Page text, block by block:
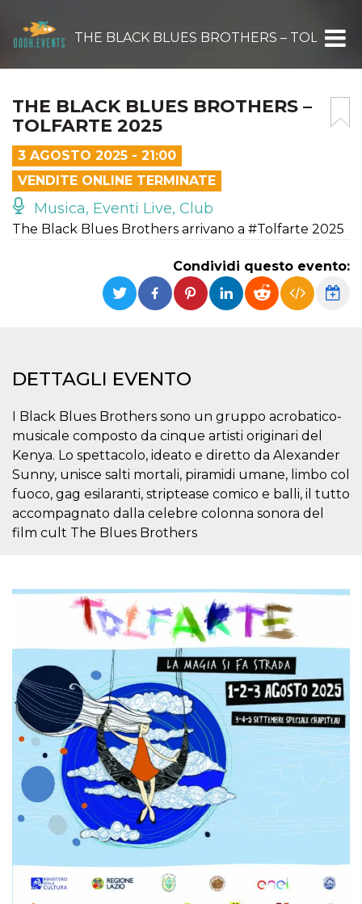
THE BLACK BLUES BROTHERS –
THE BLACK BLUES BROTHERS –
TOLFARTE 2025
3 AGOSTO 2025 - 21:00
VENDITE ONLINE TERMINATE
Musica, Eventi Live, Club
The Black Blues Brothers arrivano a #Tolfarte 2025
Condividi questo evento:
DETTAGLI EVENTO
I Black Blues Brothers sono un gruppo acrobatico-
musicale composto da cinque artisti originari del
Kenya. Lo spettacolo, ideato e diretto da Alexander
Sunny, unisce salti mortali, piramidi umane, limbo col
fuoco, gag esilaranti, striptease comico e balli, il tutto
accompagnato dalla celebre colonna sonora del
film cult The Blues Brothers